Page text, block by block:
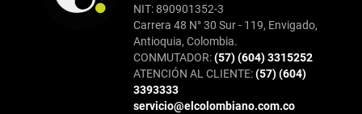
NIT: 890901352-3
Carrera 48 N° 30 Sur - 119, Envigado,
Antioquia, Colombia.
CONMUTADOR:(57) (604) 3315252
ATENCIÓN AL CLIENTE:(57) (604)
3393333
servicio@elcolombiano.com.co